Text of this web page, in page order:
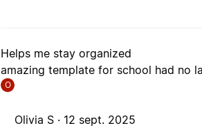
Helps me stay organized
amazing template for school had no
O
Olivia S · 12 sept. 2025